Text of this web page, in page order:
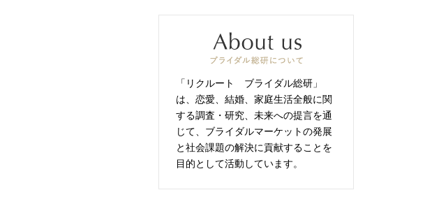
「リクルート ブライダル総研」
は、恋愛、結婚、家庭生活全般に関
する調査・研究、未来への提言を通
じて、ブライダルマーケットの発展
と社会課題の解決に貢献することを
目的として活動しています。